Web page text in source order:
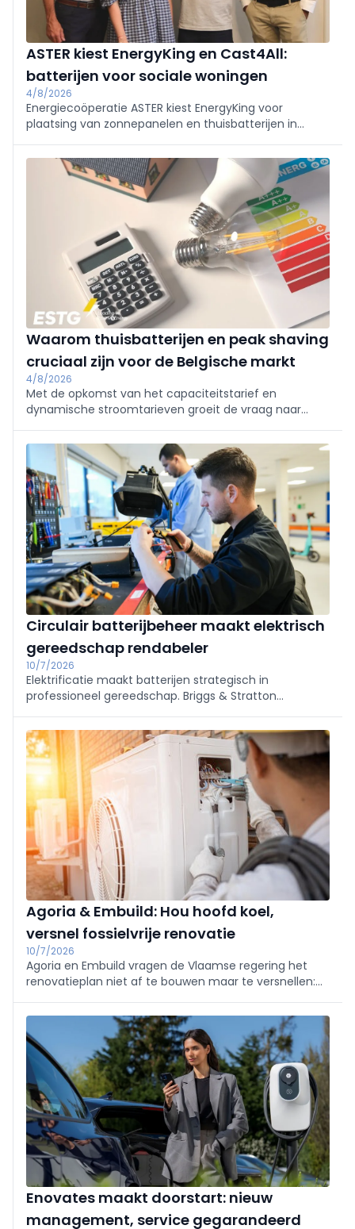
ASTER kiest EnergyKing en Cast4All:
batterijen voor sociale woningen
4/8/2026
Energiecoöperatie ASTER kiest EnergyKing voor
plaatsing van zonnepanelen en thuisbatterijen in
assetmanagementsysteem. ASTER (meer dan 67
MWp) start zo de volgende vierjarige groeifase en
verlaagt energiekosten voor huurders.
Waarom thuisbatterijen en peak shaving
cruciaal zijn voor de Belgische markt
4/8/2026
Met de opkomst van het capaciteitstarief en
dynamische stroomtarieven groeit de vraag naar
compleet assortiment A-merken om piekverbruik af
te vlakken en eigenverbruik te verhogen.
Circulair batterijbeheer maakt elektrisch
gereedschap rendabeler
10/7/2026
Elektrificatie maakt batterijen strategisch in
professioneel gereedschap. Briggs & Stratton
diagnose, onderhoud en herstel i.p.v. vervangen, met
ketensamenwerking om levensduur te verlengen,
kosten te drukken en end‑of‑life te organiseren.
Agoria & Embuild: Hou hoofd koel,
versnel fossielvrije renovatie
10/7/2026
Agoria en Embuild vragen de Vlaamse regering het
renovatieplan niet af te bouwen maar te versnellen:
maak stroom goedkoper dan gas. Renoveren
verhoogt waarde en comfort; renovatieritme is nu
zorgwekkend laag.
Enovates maakt doorstart: nieuw
management, service gegarandeerd